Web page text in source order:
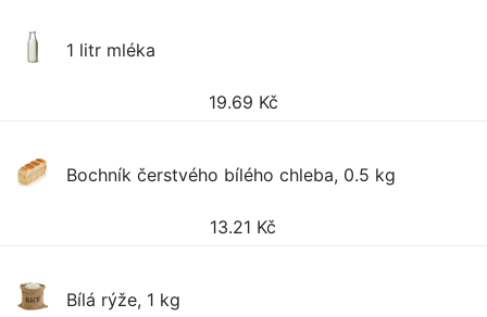
1 litr mléka
19.69 Kč
Bochník čerstvého bílého chleba, 0.5 kg
13.21 Kč
Bílá rýže, 1 kg